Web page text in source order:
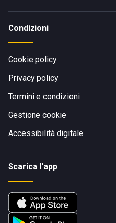
Condizioni
Cookie policy
Privacy policy
Termini e condizioni
Gestione cookie
Accessibilità digitale
Scarica l'app